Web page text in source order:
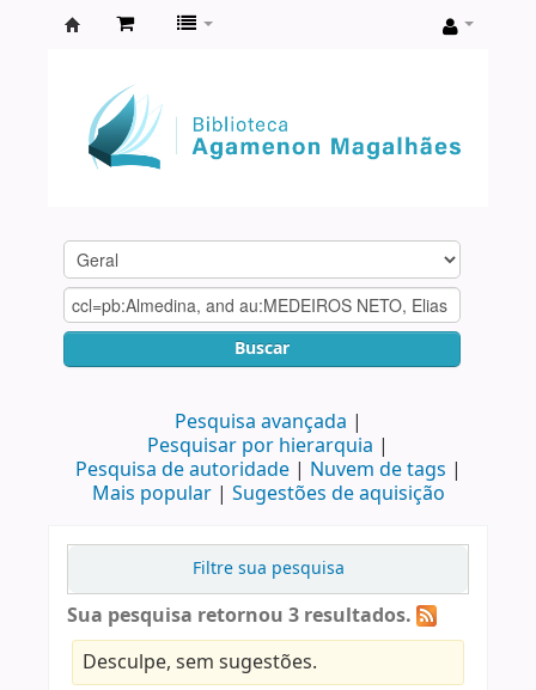
Agamenon
Magalhães
Buscar
Pesquisa avançada
Pesquisar por hierarquia
Pesquisa de autoridade
Nuvem de tags
Mais popular
Sugestões de aquisição
Filtre sua pesquisa
Sua pesquisa retornou 3 resultados.
Desculpe, sem sugestões.